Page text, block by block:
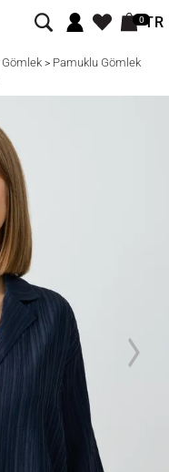
0TR
Gömlek> Pamuklu Gömlek